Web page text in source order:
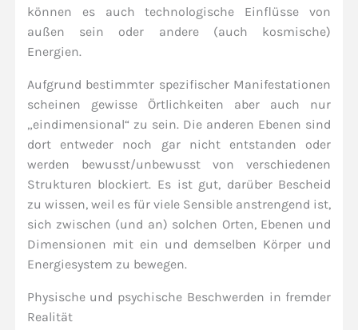
können es auch technologische Einflüsse von
außen sein oder andere (auch kosmische)
Energien.
Aufgrund bestimmter spezifischer Manifestationen
scheinen gewisse Örtlichkeiten aber auch nur
„eindimensional“ zu sein. Die anderen Ebenen sind
dort entweder noch gar nicht entstanden oder
werden bewusst/unbewusst von verschiedenen
Strukturen blockiert. Es ist gut, darüber Bescheid
zu wissen, weil es für viele Sensible anstrengend ist,
sich zwischen (und an) solchen Orten, Ebenen und
Dimensionen mit ein und demselben Körper und
Energiesystem zu bewegen.
Physische und psychische Beschwerden in fremder
Realität